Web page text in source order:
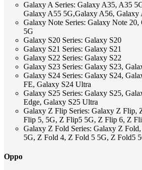
Galaxy A Series: Galaxy A35, A35
Galaxy A55 5G,Galaxy A56, Galaxy
Galaxy Note Series: Galaxy Note
5G
Galaxy S20 Series: Galaxy S20
Galaxy S21 Series: Galaxy S21
Galaxy S22 Series: Galaxy S22
Galaxy S23 Series: Galaxy S23,
Galaxy S24 Series: Galaxy S24,
FE, Galaxy S24 Ultra
Galaxy S25 Series: Galaxy S25,
Edge, Galaxy S25 Ultra
Galaxy Z Flip Series: Galaxy Z Flip,
Flip 5, 5G, Z Flip5 5G, Z Flip 6, Z
Galaxy Z Fold Series: Galaxy Z
5G, Z Fold 4, Z Fold 5 5G, Z Fold5
Oppo